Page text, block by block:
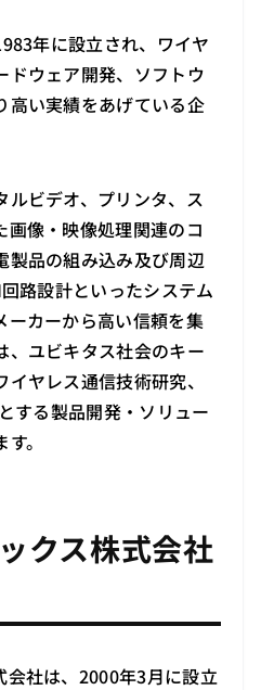
年に設立され、ワイヤ
ドウェア開発、ソフトウ
高い実績をあげている企
ルビデオ、プリンタ、ス
画像・映像処理関連のコ
製品の組み込み及び周辺
路設計といったシステム
ーカーから高い信頼を集
、ユビキタス社会のキー
ヤレス通信技術研究、
する製品開発・ソリュー
。
クス株式会社
会社は、2000年3月に設立